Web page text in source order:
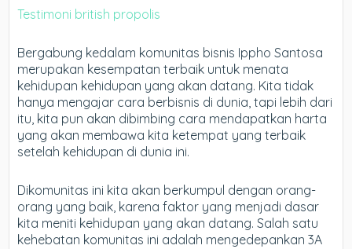
Testimoni british propolis
Bergabung kedalam komunitas bisnis Ippho Santosa
merupakan kesempatan terbaik untuk menata
kehidupan kehidupan yang akan datang. Kita tidak
hanya mengajar cara berbisnis di dunia, tapi lebih dari
itu, kita pun akan dibimbing cara mendapatkan harta
yang akan membawa kita ketempat yang terbaik
setelah kehidupan di dunia ini.
Dikomunitas ini kita akan berkumpul dengan orang-
orang yang baik, karena faktor yang menjadi dasar
kita meniti kehidupan yang akan datang. Salah satu
kehebatan komunitas ini adalah mengedepankan 3A